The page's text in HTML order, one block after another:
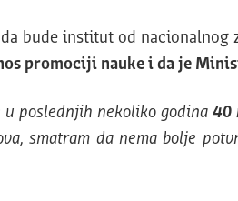
bude institut od
promociji nauke i da je
u poslednjih nekoliko godina 40
smatram da nema bolje